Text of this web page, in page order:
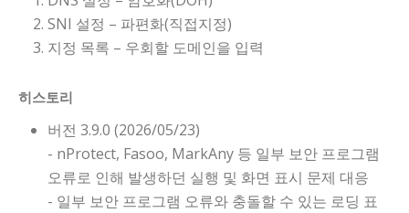
SNI 설정 – 파편화(직접지정)
지정 목록 – 우회할 도메인을 입력
히스토리
버전 3.9.0 (2026/05/23)
- nProtect, Fasoo, MarkAny 등 일부 보안 프로그램
오류로 인해 발생하던 실행 및 화면 표시 문제 대응
- 일부 보안 프로그램 오류와 충돌할 수 있는 로딩 표